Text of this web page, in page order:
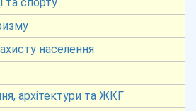
населення
архітектури та ЖКГ